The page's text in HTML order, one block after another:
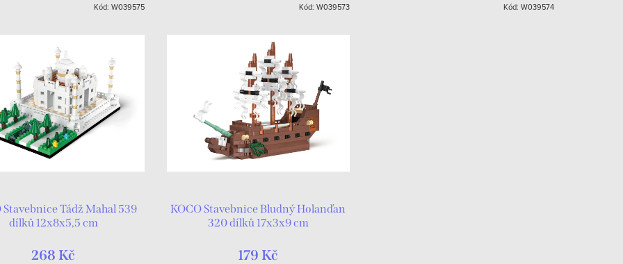
Kód: W039575 Kód: W039573 Kód: W039574
Stavebnice Tádž Mahal 539
dílků 12x8x5,5 cm
268 Kč
KOCO Stavebnice Bludný Holanďan
320 dílků 17x3x9 cm
179 Kč